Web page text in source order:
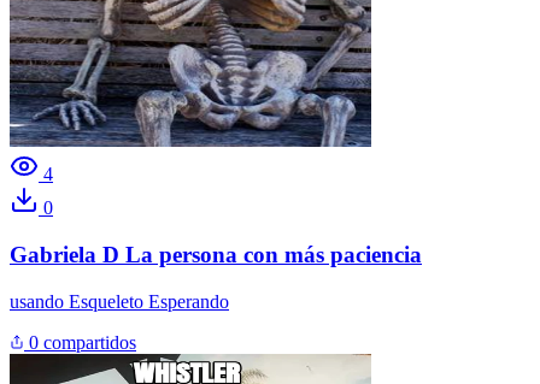
4
0
Gabriela D La persona con más paciencia
usando Esqueleto Esperando
0 compartidos